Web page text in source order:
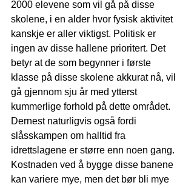
2000 elevene som vil gå på disse
skolene, i en alder hvor fysisk aktivitet
kanskje er aller viktigst. Politisk er
ingen av disse hallene prioritert. Det
betyr at de som begynner i første
klasse på disse skolene akkurat nå, vil
gå gjennom sju år med ytterst
kummerlige forhold på dette området.
Dernest naturligvis også fordi
slåsskampen om halltid fra
idrettslagene er større enn noen gang.
Kostnaden ved å bygge disse banene
kan variere mye, men det bør bli mye